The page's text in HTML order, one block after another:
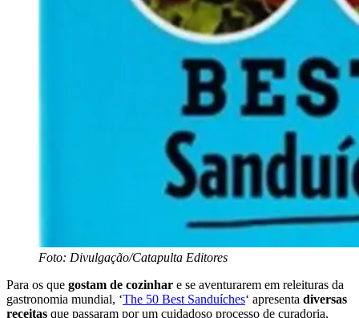
Foto: Divulgação/Catapulta Editores
Para os que gostam de cozinhar e se aventurarem em releituras da
gastronomia mundial, ‘The 50 Best Sanduíches‘ apresenta diversas
receitas que passaram por um cuidadoso processo de curadoria,